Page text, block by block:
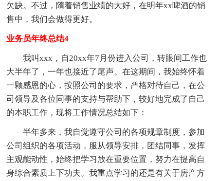
欠缺。不过，隋着销售业绩的大好，在明年xx啤酒的销
售中，我们会做得更好。
业务员年终总结4
我叫xxx，自20xx年7月份进入公司，转眼间工作也
大半年了，一年也接近了尾声。在这期间，我始终怀着
一颗感恩的心，按照公司的要求，严格对待自己，在公
司领导及各位同事的支持与帮助下，较好地完成了自己
的本职工作，现将工作情况总结如下：
半年多来，我自觉遵守公司的各项规章制度，参加
公司组织的各项活动，服从领导安排，团结同事，发挥
主观能动性，始终把学习放在重要位置，努力在提高自
身综合素质上下功夫。我重点学习的还是有关于房产方